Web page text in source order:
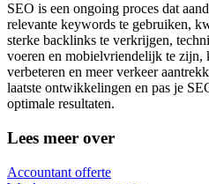
SEO is een ongoing proces dat
relevante keywords te gebruiken,
sterke backlinks te verkrijgen,
voeren en mobielvriendelijk te zijn,
verbeteren en meer verkeer
laatste ontwikkelingen en pas je
optimale resultaten.
Lees meer over
Accountant offerte